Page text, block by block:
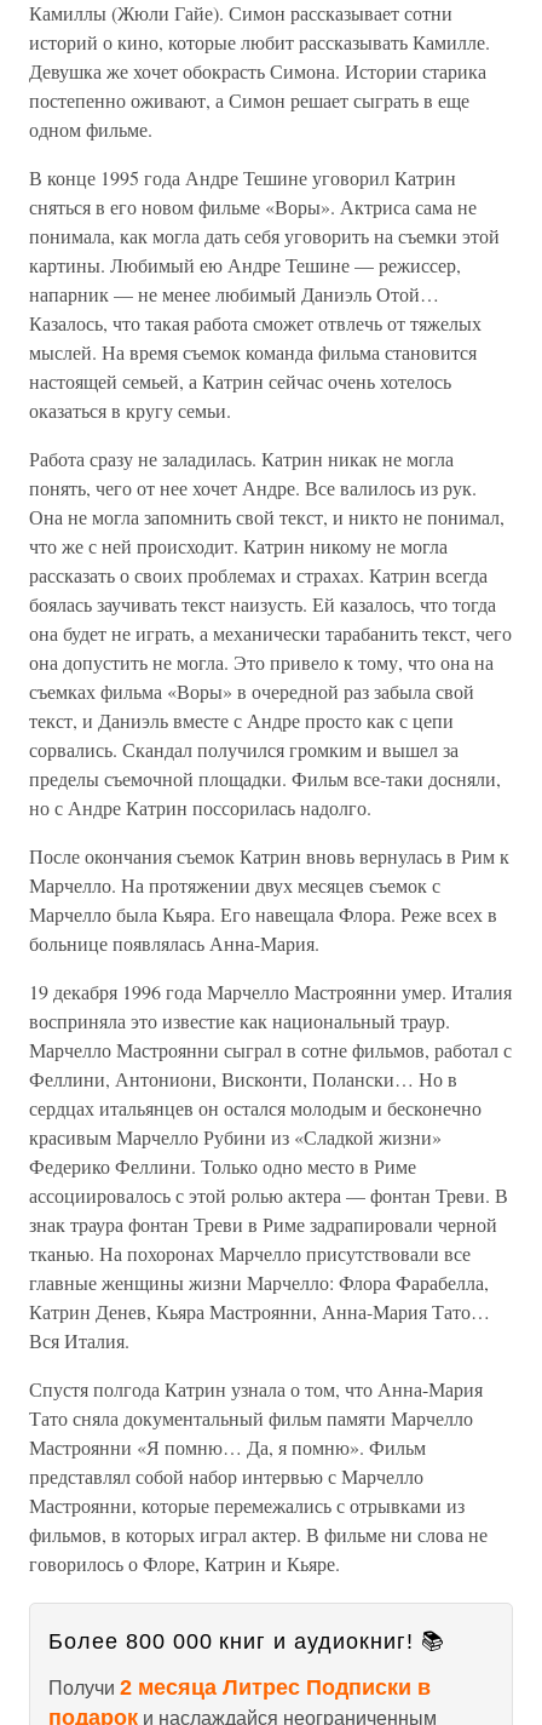
Камиллы (Жюли Гайе). Симон рассказывает сотни
историй о кино, которые любит рассказывать Камилле.
Девушка же хочет обокрасть Симона. Истории старика
постепенно оживают, а Симон решает сыграть в еще
одном фильме.
В конце 1995 года Андре Тешине уговорил Катрин
сняться в его новом фильме «Воры». Актриса сама не
понимала, как могла дать себя уговорить на съемки этой
картины. Любимый ею Андре Тешине — режиссер,
напарник — не менее любимый Даниэль Отой…
Казалось, что такая работа сможет отвлечь от тяжелых
мыслей. На время съемок команда фильма становится
настоящей семьей, а Катрин сейчас очень хотелось
оказаться в кругу семьи.
Работа сразу не заладилась. Катрин никак не могла
понять, чего от нее хочет Андре. Все валилось из рук.
Она не могла запомнить свой текст, и никто не понимал,
что же с ней происходит. Катрин никому не могла
рассказать о своих проблемах и страхах. Катрин всегда
боялась заучивать текст наизусть. Ей казалось, что тогда
она будет не играть, а механически тарабанить текст, чего
она допустить не могла. Это привело к тому, что она на
съемках фильма «Воры» в очередной раз забыла свой
текст, и Даниэль вместе с Андре просто как с цепи
сорвались. Скандал получился громким и вышел за
пределы съемочной площадки. Фильм все-таки досняли,
но с Андре Катрин поссорилась надолго.
После окончания съемок Катрин вновь вернулась в Рим к
Марчелло. На протяжении двух месяцев съемок с
Марчелло была Кьяра. Его навещала Флора. Реже всех в
больнице появлялась Анна-Мария.
19 декабря 1996 года Марчелло Мастроянни умер. Италия
восприняла это известие как национальный траур.
Марчелло Мастроянни сыграл в сотне фильмов, работал с
Феллини, Антониони, Висконти, Полански… Но в
сердцах итальянцев он остался молодым и бесконечно
красивым Марчелло Рубини из «Сладкой жизни»
Федерико Феллини. Только одно место в Риме
ассоциировалось с этой ролью актера — фонтан Треви. В
знак траура фонтан Треви в Риме задрапировали черной
тканью. На похоронах Марчелло присутствовали все
главные женщины жизни Марчелло: Флора Фарабелла,
Катрин Денев, Кьяра Мастроянни, Анна-Мария Тато…
Вся Италия.
Спустя полгода Катрин узнала о том, что Анна-Мария
Тато сняла документальный фильм памяти Марчелло
Мастроянни «Я помню… Да, я помню». Фильм
представлял собой набор интервью с Марчелло
Мастроянни, которые перемежались с отрывками из
фильмов, в которых играл актер. В фильме ни слова не
говорилось о Флоре, Катрин и Кьяре.
Более 800 000 книг и аудиокниг! 📚
Получи 2 месяца Литрес Подписки в
подарок и наслаждайся неограниченным